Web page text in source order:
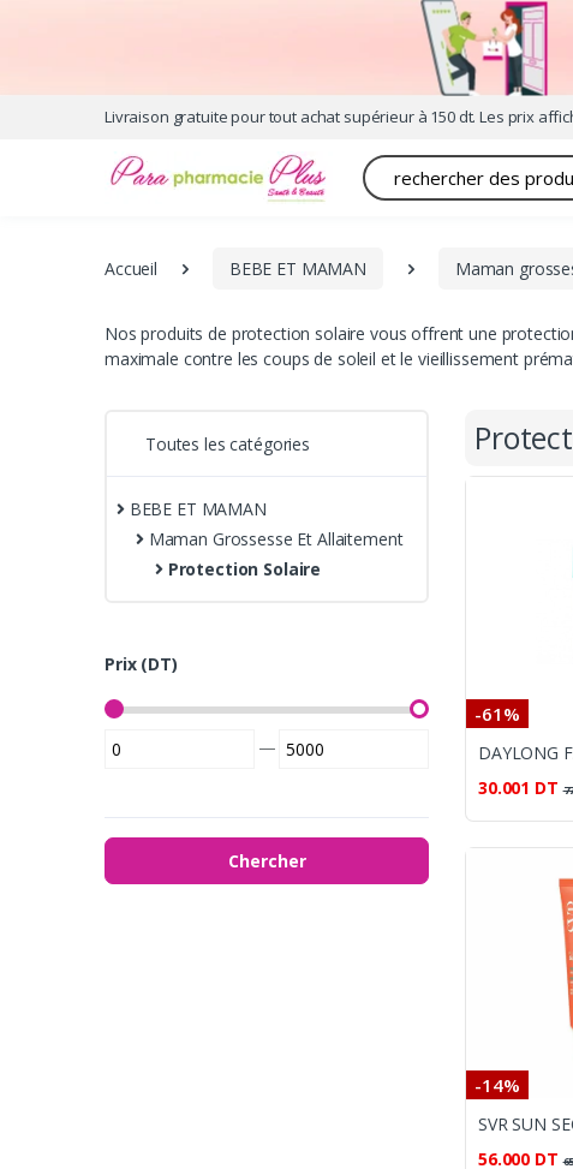
Livraison gratuite pour tout achat supérieur à 150 dt. Les prix
Recherche
Accueil BEBE ET MAMAN Maman
Nos produits de protection solaire vous offrent une
maximale contre les coups de soleil et le vieillissement
Toutes les catégories
BEBE ET MAMAN
Maman Grossesse Et Allaitement
Protection Solaire
Prix (DT)
—
Chercher
-61%
30.001 DT
-14%
56.000 DT